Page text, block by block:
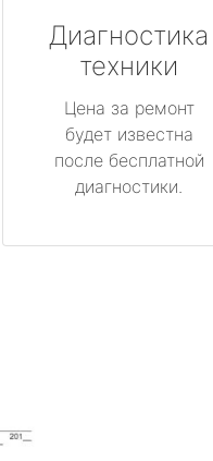
Диагностика
техники
Цена за ремонт
будет известна
после бесплатной
диагностики.